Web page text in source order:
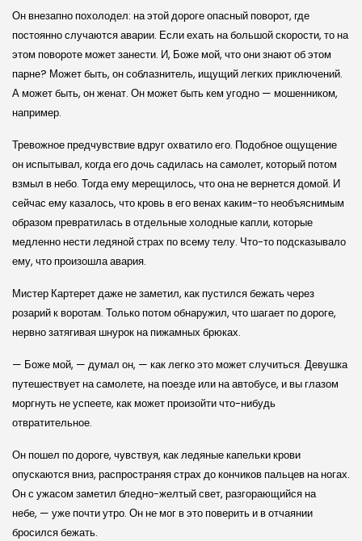
Он внезапно похолодел: на этой дороге опасный поворот, где
постоянно случаются аварии. Если ехать на большой скорости, то на
этом повороте может занести. И, Боже мой, что они знают об этом
парне? Может быть, он соблазнитель, ищущий легких приключений.
А может быть, он женат. Он может быть кем угодно — мошенником,
например.
Тревожное предчувствие вдруг охватило его. Подобное ощущение
он испытывал, когда его дочь садилась на самолет, который потом
взмыл в небо. Тогда ему мерещилось, что она не вернется домой. И
сейчас ему казалось, что кровь в его венах каким-то необъяснимым
образом превратилась в отдельные холодные капли, которые
медленно нести ледяной страх по всему телу. Что-то подсказывало
ему, что произошла авария.
Мистер Картерет даже не заметил, как пустился бежать через
розарий к воротам. Только потом обнаружил, что шагает по дороге,
нервно затягивая шнурок на пижамных брюках.
— Боже мой, — думал он, — как легко это может случиться. Девушка
путешествует на самолете, на поезде или на автобусе, и вы глазом
моргнуть не успеете, как может произойти что-нибудь
отвратительное.
Он пошел по дороге, чувствуя, как ледяные капельки крови
опускаются вниз, распространяя страх до кончиков пальцев на ногах.
Он с ужасом заметил бледно-желтый свет, разгорающийся на
небе, — уже почти утро. Он не мог в это поверить и в отчаянии
бросился бежать.